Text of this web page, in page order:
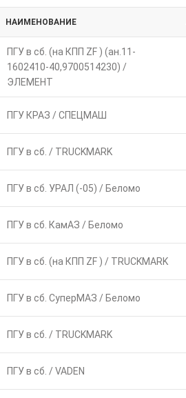
НАИМЕНОВАНИЕ
ПГУ в сб. (на КПП ZF ) (ан.11-
1602410-40,9700514230) /
ЭЛЕМЕНТ
ПГУ КРАЗ / СПЕЦМАШ
ПГУ в сб. / TRUCKMARK
ПГУ в сб. УРАЛ (-05) / Беломо
ПГУ в сб. КамАЗ / Беломо
ПГУ в сб. (на КПП ZF ) / TRUCKMARK
ПГУ в сб. СуперМАЗ / Беломо
ПГУ в сб. / TRUCKMARK
ПГУ в сб. / VADEN